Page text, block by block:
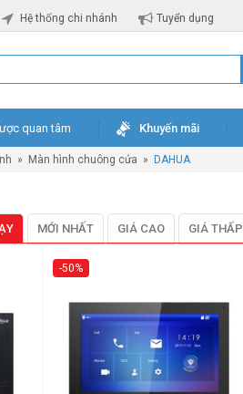
Hệ thống chi nhánh Tuyển dụng
quan tâm Khuyến mãi
» Màn hình chuông cửa » DAHUA
MỚI NHẤT GIÁ CAO GIÁ THẤP
-50%